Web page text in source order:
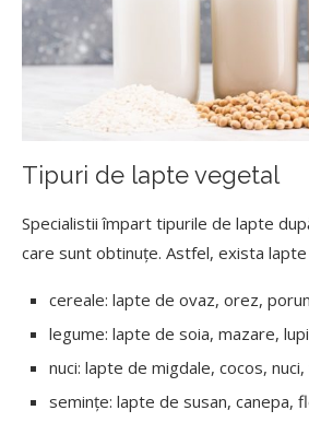
Tipuri de lapte vegetal
Specialistii împart tipurile de lapte
care sunt obtinuțe. Astfel, exista
cereale: lapte de ovaz, orez,
legume: lapte de soia, mazare,
nuci: lapte de migdale, cocos,
semințe: lapte de susan, canepa,